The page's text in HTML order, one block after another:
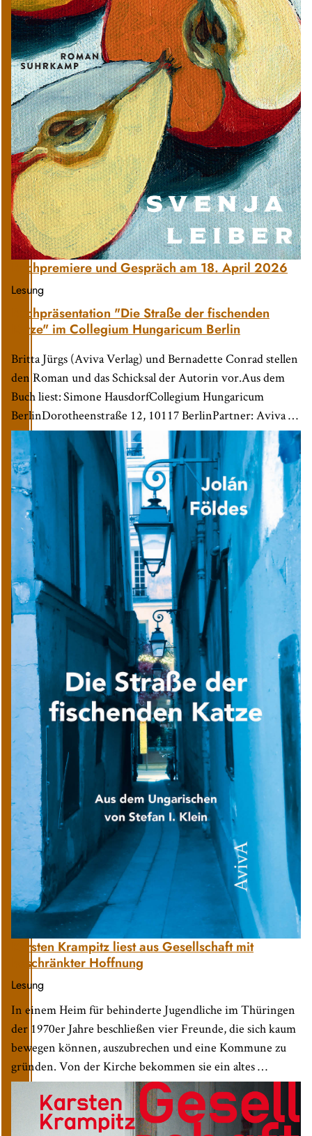
Buchpremiere und Gespräch am 18. April 2026
Lesung
Buchpräsentation "Die Straße der fischenden
Katze" im Collegium Hungaricum Berlin
Britta Jürgs (Aviva Verlag) und Bernadette Conrad stellen
den Roman und das Schicksal der Autorin vor.Aus dem
Buch liest: Simone HausdorfCollegium Hungaricum
BerlinDorotheenstraße 12, 10117 BerlinPartner: Aviva …
Karsten Krampitz liest aus Gesellschaft mit
beschränkter Hoffnung
Lesung
In einem Heim für behinderte Jugendliche im Thüringen
der 1970er Jahre beschließen vier Freunde, die sich kaum
bewegen können, auszubrechen und eine Kommune zu
gründen. Von der Kirche bekommen sie ein altes …